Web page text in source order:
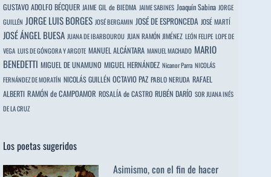
GUSTAVO ADOLFO BÉCQUER JAIME GIL de BIEDMA JAIME SABINES Joaquín Sabina JORGE
GUILLÉN JORGE LUIS BORGES JOSÉ BERGAMIN JOSÉ DE ESPRONCEDA JOSÉ MARTÍ
JOSÉ ÁNGEL BUESA JUANA DE IBARBOUROU JUAN RAMÓN JIMÉNEZ LEÓN FELIPE LOPE DE
VEGA LUIS DE GÓNGORA Y ARGOTE MANUEL ALCÁNTARA MANUEL MACHADO MARIO
BENEDETTI MIGUEL DE UNAMUNO MIGUEL HERNÁNDEZ Nicanor Parra NICOLÁS
FERNÁNDEZ DE MORATÍN NICOLÁS GUILLÉN OCTAVIO PAZ PABLO NERUDA RAFAEL
ALBERTI RAMÓN de CAMPOAMOR ROSALÍA de CASTRO RUBÉN DARÍO SOR JUANA INÉS
DE LA CRUZ
Los poetas sugeridos
Asimismo, con el fin de hacer